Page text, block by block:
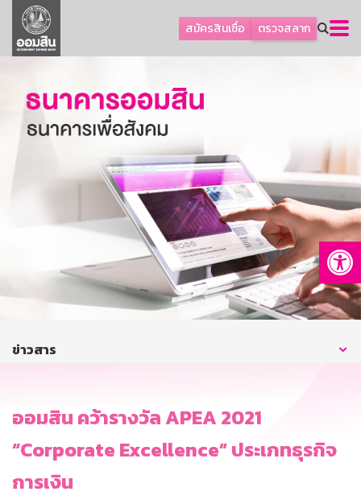
สมัครสินเชื่อ ตรวจสลาก
ลูกค้าธุรกิจ
ลูกค้าผู้ประกอบรายย่อย
ออมเพื่อสุข
เกี่ยวกับธนาคาร
การพัฒนาที่ยั่งยืน
บริการทางการเงิน
ติดต่อเรา
บริการออนไลน์
ข่าวสาร
ออมสิน คว้ารางวัล APEA 2021
“Corporate Excellence” ประเภทธุรกิจ
การเงิน